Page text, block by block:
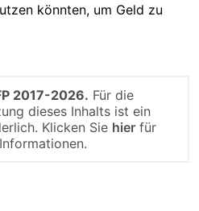
könnten, um Geld zu
2017-2026. Für die
dieses Inhalts ist ein
Klicken Sie hierfür